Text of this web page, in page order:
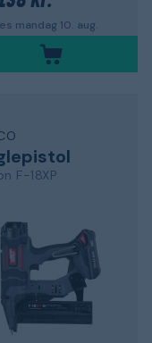
mandag 10. aug.
F-18XP